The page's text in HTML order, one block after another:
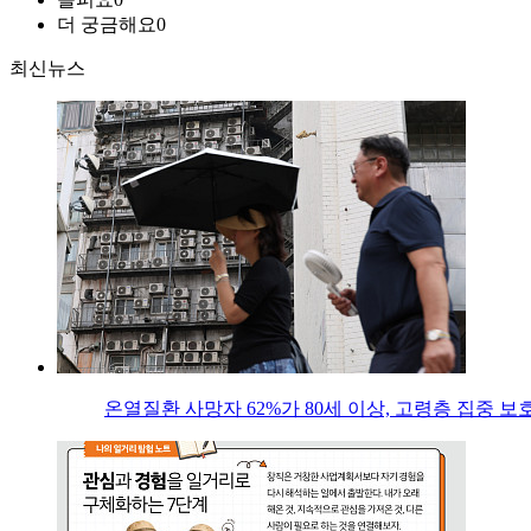
더 궁금해요0
최신뉴스
온열질환 사망자 62%가 80세 이상, 고령층 집중 보